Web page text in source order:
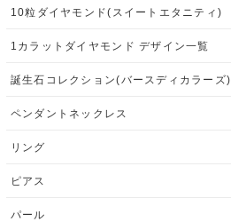
10粒ダイヤモンド(スイートエタニティ)
1カラットダイヤモンド デザイン一覧
誕生石コレクション(バースディカラーズ)
ペンダントネックレス
リング
ピアス
パール